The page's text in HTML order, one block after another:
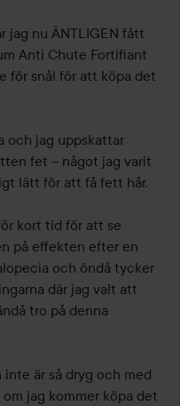
jag nu ÄNTLIGEN fått
Anti Chute Fortifiant
för snål för att köpa det
och jag uppskattar
fet – något jag varit
lätt för att få fett hår.
kort tid för att se
på effekten efter en
och öndå tycker
där jag valt att
tro på denna
är så dryg och med
jag kommer köpa det